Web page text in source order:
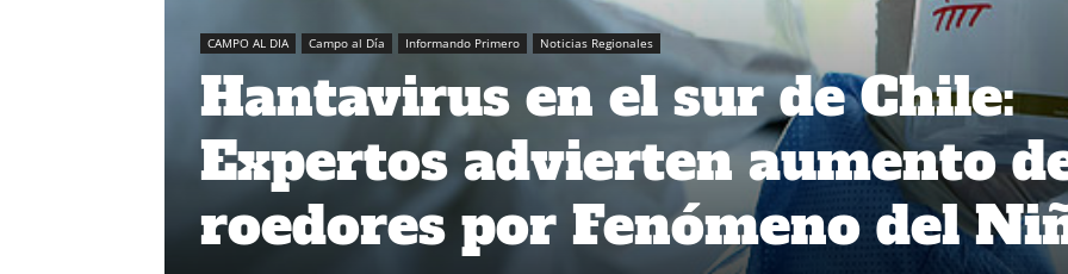
CAMPO AL DIA Campo al Día Informando Primero Noticias Regionales
Hantavirus en el sur de Chile:
Expertos advierten aumento
roedores por Fenómeno del